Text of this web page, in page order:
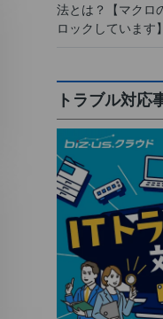
法とは？【マクロ
ロックしています】
トラブル対応